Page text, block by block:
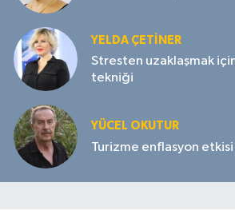
YELDA ÇETİNER
Stresten uzaklaşmak
tekniği
YÜCEL OKUTUR
Turizme enflasyon etkisi